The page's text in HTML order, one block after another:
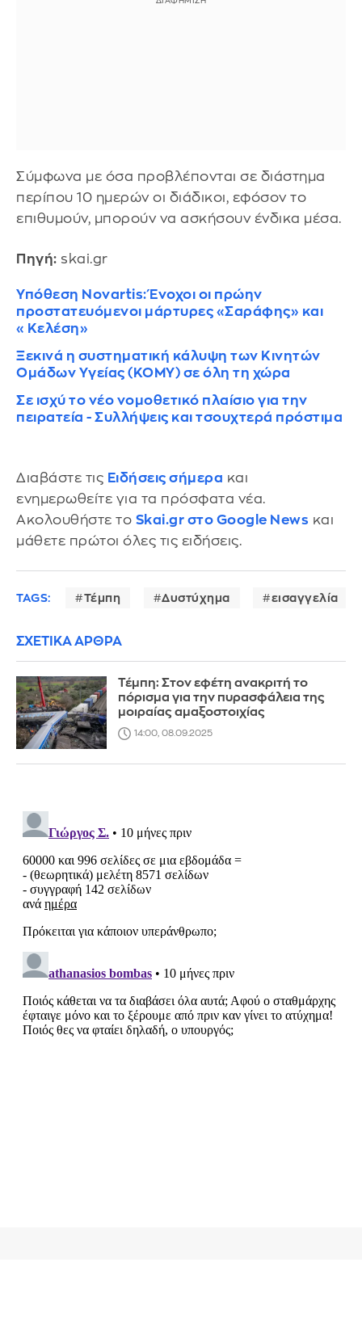
Σύμφωνα με όσα προβλέπονται σε διάστημα
περίπου 10 ημερών οι διάδικοι, εφόσον το
επιθυμούν, μπορούν να ασκήσουν ένδικα μέσα.
Πηγή: skai.gr
Υπόθεση Novartis: Ένοχοι οι πρώην
προστατευόμενοι μάρτυρες «Σαράφης» και
«Κελέση»
Ξεκινά η συστηματική κάλυψη των Κινητών
Ομάδων Υγείας (ΚΟΜΥ) σε όλη τη χώρα
Σε ισχύ το νέο νομοθετικό πλαίσιο για την
πειρατεία - Συλλήψεις και τσουχτερά πρόστιμα
Διαβάστε τις Ειδήσεις σήμερα και
ενημερωθείτε για τα πρόσφατα νέα.
Ακολουθήστε το Skai.gr στο Google News και
μάθετε πρώτοι όλες τις ειδήσεις.
TAGS: Τέμπη Δυστύχημα εισαγγελία
ΣΧΕΤΙΚΑ ΑΡΘΡΑ
Τέμπη: Στον εφέτη ανακριτή το
πόρισμα για την πυρασφάλεια της
μοιραίας αμαξοστοιχίας
14:00, 08.09.2025